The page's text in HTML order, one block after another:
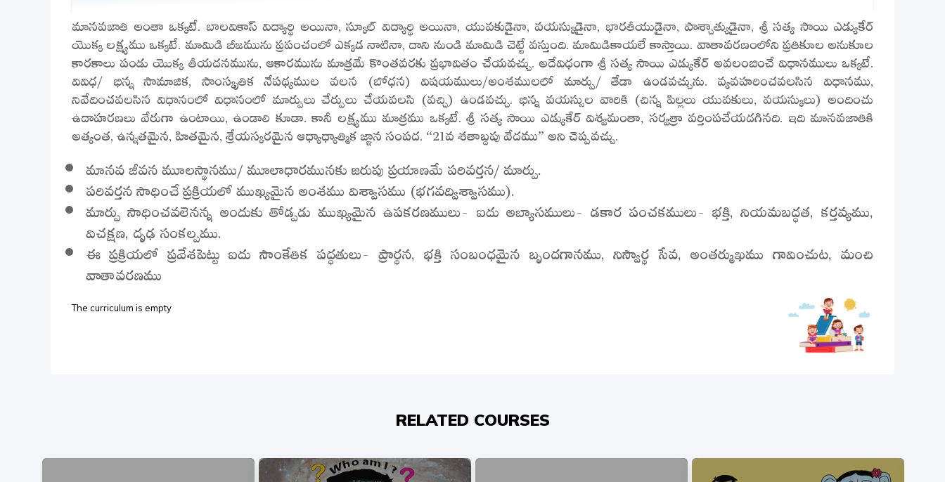
మానవజాతి అంతా ఒక్కటే. బాలవికాస్ విద్యార్థి అయినా, స్కూల్ విద్యార్థి అయినా, యువకుడైనా, వయస్కుడైనా, భారతీయుడైనా, పాశ్చాత్యుడైనా, శ్రీ సత్య సాయి ఎడ్యుకేర్
యొక్క లక్ష్యము ఒక్కటే. మామిడి బీజమును ప్రపంచంలో ఎక్కడ నాటినా, దాని నుండి మామిడి చెట్టే వస్తుంది. మామిడికాయలే కాస్తాయి. వాతావరణంలోని ప్రతికూల అనుకూల
కారకాలు పండు యొక్క తీయదనమును, ఆకారమును మాత్రమే కొంతవరకు ప్రభావితం చేయవచ్చు. అదేవిధంగా శ్రీ సత్య సాయి ఎడ్యుకేర్ అవలంబించే విధానములు ఒక్కటే.
వివిధ/ భిన్న సామాజిక, సాంస్కృతిక నేపథ్యముల వలన (బోధన) విషయములు/అంశములలో మార్పు/ తేడా ఉండవచ్చును. వ్యవహరించవలసిన విధానము,
నివేదించవలసిన విధానంలో విధానంలో మార్పులు చేర్పులు చేయవలసి (వచ్చి) ఉండవచ్చు. భిన్న వయస్సుల వారికి (చిన్న పిల్లలు యువకులు, వయస్కులు) అందించు
ఉదాహరణలు వేరుగా ఉంటాయి, ఉండాలి కూడా. కానీ లక్ష్యము మాత్రము ఒక్కటే. శ్రీ సత్య సాయి ఎడ్యుకేర్ విశ్వమంతా, సర్వత్రా వర్తింపచేయదగినది. ఇది మానవజాతికి
అత్యంత, ఉన్నతమైన, హితమైన, శ్రేయస్కరమైన ఆధ్యాధ్యాత్మిక జ్ఞాన సంపద. “21వ శతాబ్దపు వేదము” అని చెప్పవచ్చు.
మానవ జీవన మూలస్థానము/ మూలాధారమునకు జరుపు ప్రయాణమే పరివర్తన/ మార్పు.
పరివర్తన సాధించే ప్రక్రియలో ముఖ్యమైన అంశము విశ్వాసము (భగవద్విశ్వాసము).
మార్పు సాధించవలెనన్న అందుకు తోడ్పడు ముఖ్యమైన ఉపకరణములు- ఐదు అబ్యాసములు- డకార పంచకములు- భక్తి, నియమబద్ధత, కర్తవ్యము,
విచక్షణ, దృఢ సంకల్పము.
ఈ ప్రక్రియలో ప్రవేశపెట్టు ఐదు సాంకేతిక పద్ధతులు- ప్రార్థన, భక్తి సంబంధమైన బృందగానము, నిస్వార్థ సేవ, అంతర్ముఖము గావించుట, మంచి
వాతావరణము
The curriculum is empty
RELATED COURSES